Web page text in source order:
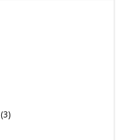
(3)